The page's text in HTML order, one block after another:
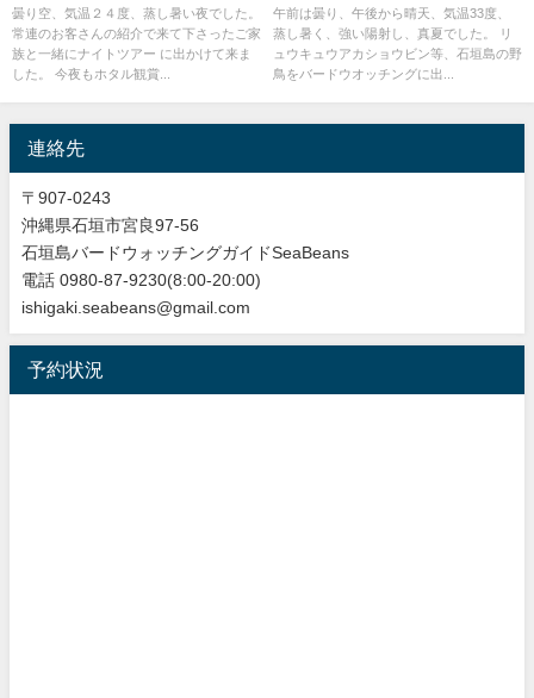
オコウモリ、サキシマハブ等生
き物探しの貸切ナイトツアー
！！
曇り空、気温２４度、蒸し暑い夜でした。
常連のお客さんの紹介で来て下さったご家
族と一緒にナイトツアー に出かけて来ま
した。 今夜もホタル観賞...
などをバードウオッチング！！
午前は曇り、午後から晴天、気温33度、
蒸し暑く、強い陽射し、真夏でした。 リ
ュウキュウアカショウビン等、石垣島の野
鳥をバードウオッチングに出...
連絡先
〒907-0243
沖縄県石垣市宮良97-56
石垣島バードウォッチングガイドSeaBeans
電話 0980-87-9230(8:00-20:00)
ishigaki.seabeans@gmail.com
予約状況